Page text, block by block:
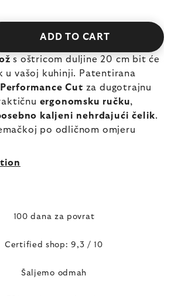
ADD TO CART
s oštricom duljine 20 cm bit će
u vašoj kuhinji. Patentirana
Cut za dugotrajnu
ergonomsku ručku,
kaljeni nehrđajući čelik.
po odličnom omjeru
100 dana za povrat
Certified shop: 9,3 / 10
Šaljemo odmah